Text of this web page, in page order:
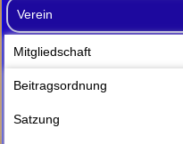
Verein
Mitgliedschaft
Beitragsordnung
Satzung